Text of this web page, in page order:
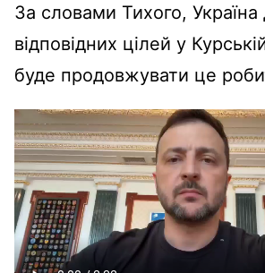
За словами Тихого, Україна
відповідних цілей у
буде продовжувати це